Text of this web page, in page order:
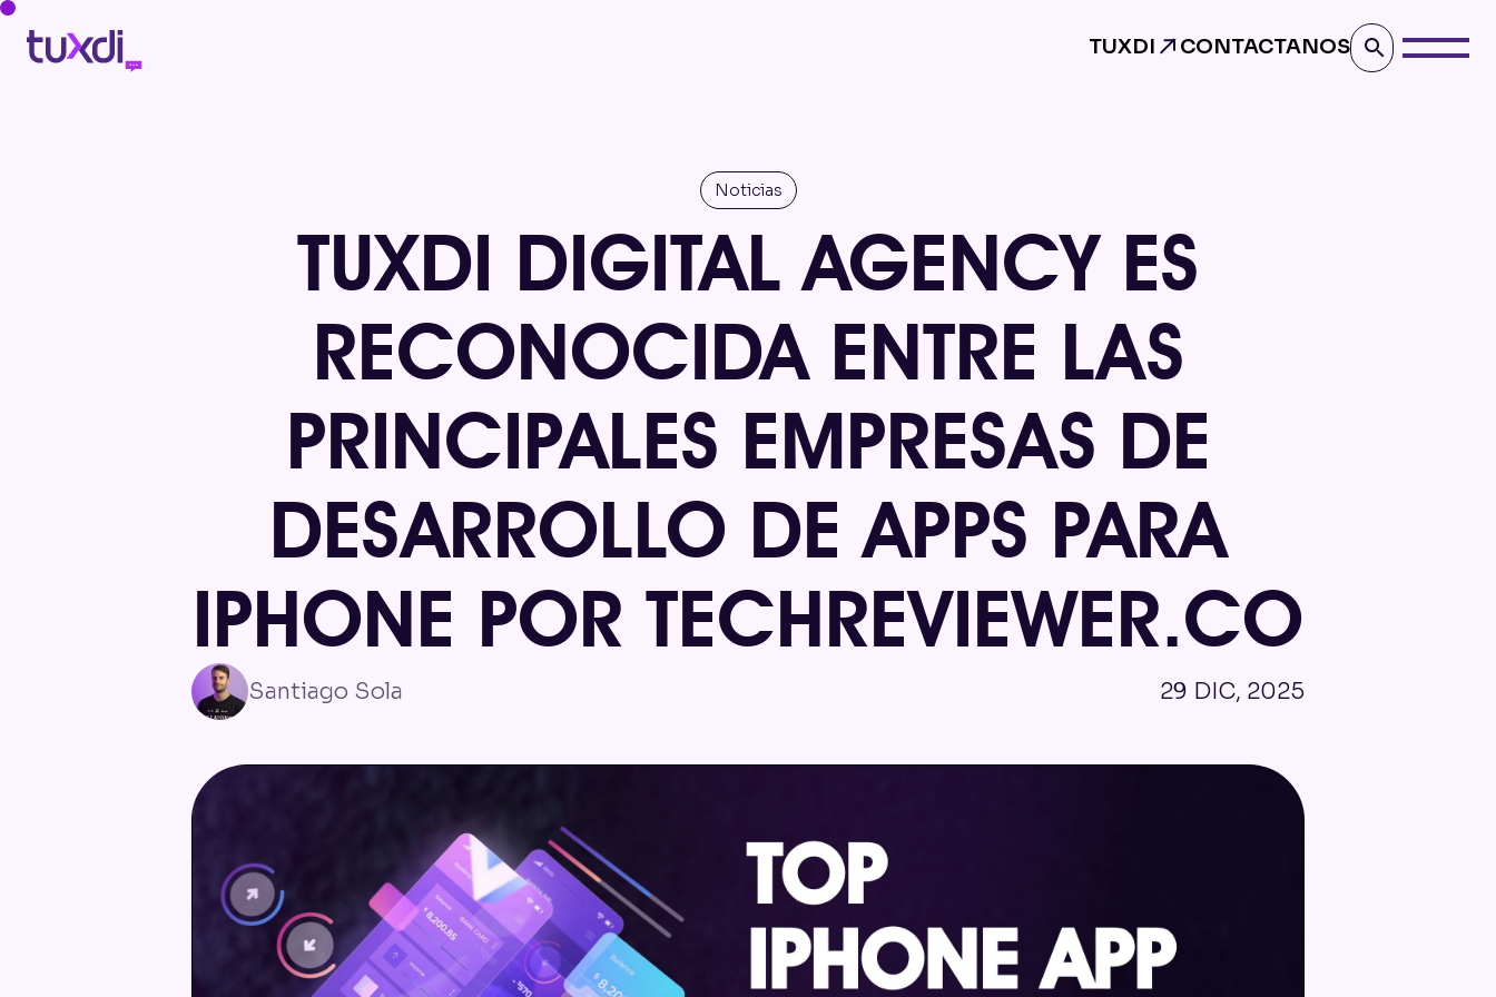
TUXDI CONTACTANOS
Noticias
TUXDI DIGITAL AGENCY ES
RECONOCIDA ENTRE LAS
PRINCIPALES EMPRESAS DE
DESARROLLO DE APPS PARA
IPHONE POR TECHREVIEWER.CO
Santiago Sola 29 DIC, 2025